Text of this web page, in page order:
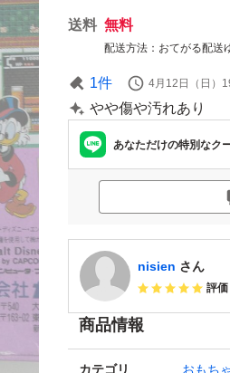
送料 無料
配送方法 おてがる配送
1件 4月12日（日）
やや傷や汚れあり
あなただけの特別なク
nisien さん
評価
商品情報
カテゴリ おもち